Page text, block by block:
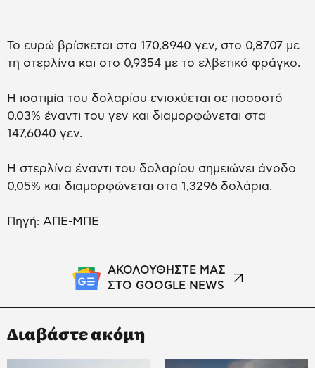
Το ευρώ βρίσκεται στα 170,8940 γεν, στο 0,8707 με
τη στερλίνα και στο 0,9354 με το ελβετικό φράγκο.
Η ισοτιμία του δολαρίου ενισχύεται σε ποσοστό
0,03% έναντι του γεν και διαμορφώνεται στα
147,6040 γεν.
Η στερλίνα έναντι του δολαρίου σημειώνει άνοδο
0,05% και διαμορφώνεται στα 1,3296 δολάρια.
Πηγή: ΑΠΕ-ΜΠΕ
ΑΚΟΛΟΥΘΗΣΤΕ ΜΑΣ
ΣΤΟ GOOGLE NEWS
Διαβάστε ακόμη